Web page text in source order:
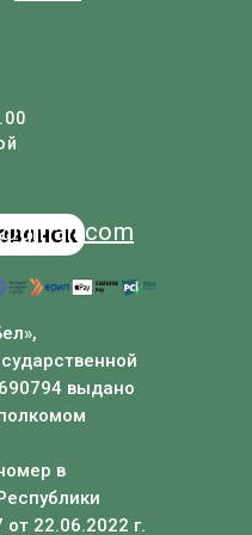
выдано
в
22.06.2022 г.
gmail .com